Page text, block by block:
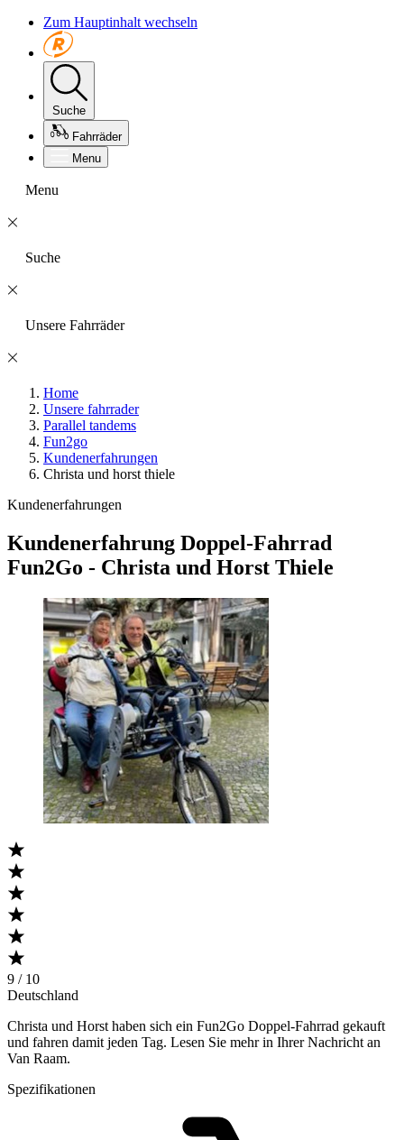
Zum Hauptinhalt wechseln
Suche
Fahrräder
Menu
Menu
Suche
Unsere Fahrräder
Home
Unsere fahrrader
Parallel tandems
Fun2go
Kundenerfahrungen
Christa und horst thiele
Kundenerfahrungen
Kundenerfahrung Doppel-Fahrrad
Fun2Go - Christa und Horst Thiele
9 / 10
Deutschland
Christa und Horst haben sich ein Fun2Go Doppel-Fahrrad gekauft
und fahren damit jeden Tag. Lesen Sie mehr in Ihrer Nachricht an
Van Raam.
Spezifikationen